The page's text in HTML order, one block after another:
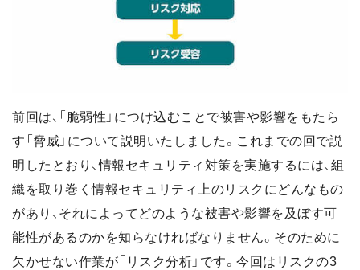
前回は、「脆弱性」につけ込むことで被害や影響をもたら
す「脅威」について説明いたしました。これまでの回で説
明したとおり、情報セキュリティ対策を実施するには、組
織を取り巻く情報セキュリティ上のリスクにどんなもの
があり、それによってどのような被害や影響を及ぼす可
能性があるのかを知らなければなりません。そのために
欠かせない作業が「リスク分析」です。今回はリスクの3